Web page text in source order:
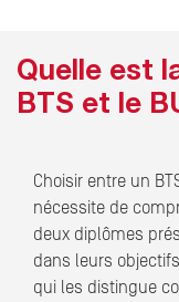
Quelle est
BTS et le
Choisir entre un
nécessite de
deux diplômes
dans leurs
qui les distingue